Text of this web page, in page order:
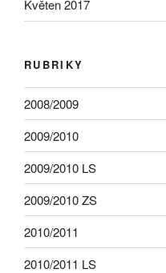
Květen 2017
RUBRIKY
2008/2009
2009/2010
2009/2010 LS
2009/2010 ZS
2010/2011
2010/2011 LS